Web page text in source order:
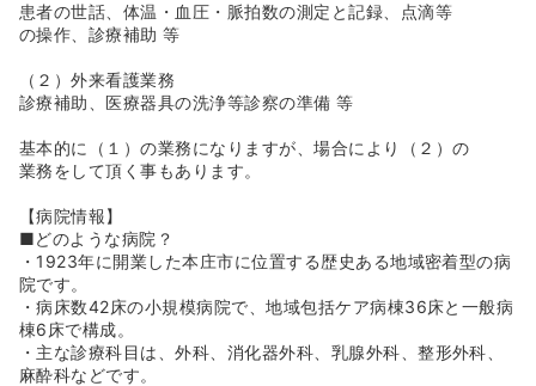
患者の世話、体温・血圧・脈拍数の測定と記録、点滴等
の操作、診療補助 等
（２）外来看護業務
診療補助、医療器具の洗浄等診察の準備 等
基本的に（１）の業務になりますが、場合により（２）の
業務をして頂く事もあります。
【病院情報】
■どのような病院？
・1923年に開業した本庄市に位置する歴史ある地域密着型の病
院です。
・病床数42床の小規模病院で、地域包括ケア病棟36床と一般病
棟6床で構成。
・主な診療科目は、外科、消化器外科、乳腺外科、整形外科、
麻酔科などです。